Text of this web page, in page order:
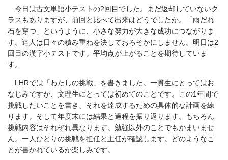
今日は古文単語小テストの2回目でした。まだ返却していないク
ラスもありますが、前回と比べて出来はどうでしたか。「雨だれ
石を穿つ」というように、小さな努力が大きな成功につながりま
す。達人は日々の積み重ねを決しておろそかにしません。明日は2
回目の漢字小テストです。平均点が上がることを期待していま
す。
LHRでは「わたしの挑戦」を書きました。一貫生にとってはお
なじみですが、文理生にとっては初めてのことです。この1年間で
挑戦したいことを書き、それを達成するための具体的な計画を練
ります。そして年度末には結果と過程を振り返ります。もちろん
挑戦内容はそれぞれ異なります。勉強以外のことでもかまいませ
ん。一人ひとりの挑戦を担任と主任が確認します。どのようなこ
とが書かれているか楽しみです。